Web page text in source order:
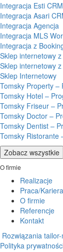
Integracja Esti
Integracja Asari
Integracja Agencja
Integracja MLS
Integracja z
Sklep internetowy
Sklep internetowy
Sklep Internetowy
Tomsky Property –
Tomsky Hotel –
Tomsky Friseur –
Tomsky Doctor –
Tomsky Dentist –
Tomsky Ristorante
Zobacz wszystkie
O firmie
Realizacje
Praca/Kariera
O firmie
Referencje
Kontakt
Rozwiązania
Polityka